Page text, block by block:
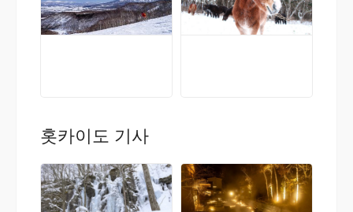
홋카이도 기사